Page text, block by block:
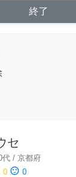
終了
セ
代 / 京都府
0 sentiment_dissatisfied 0